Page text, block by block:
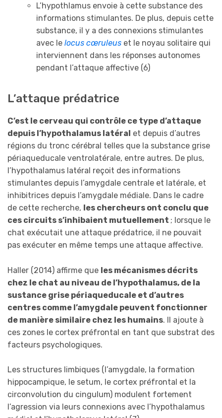
L’hypothlamus envoie à cette substance des
informations stimulantes. De plus, depuis cette
substance, il y a des connexions stimulantes
avec le locus cœruleuset le noyau solitaire qui
interviennent dans les réponses autonomes
pendant l’attaque affective (6)
L’attaque prédatrice
C’est le cerveau qui contrôle ce type d’attaque
depuis l’hypothalamus latéral et depuis d’autres
régions du tronc cérébral telles que la substance grise
périaqueducale ventrolatérale, entre autres. De plus,
l’hypothalamus latéral reçoit des informations
stimulantes depuis l’amygdale centrale et latérale, et
inhibitrices depuis l’amygdale médiale. Dans le cadre
de cette recherche, les chercheurs ont conclu que
ces circuits s’inhibaient mutuellement ; lorsque le
chat exécutait une attaque prédatrice, il ne pouvait
pas exécuter en même temps une attaque affective.
Haller (2014) affirme que les mécanismes décrits
chez le chat au niveau de l’hypothalamus, de la
sustance grise périaqueducale et d’autres
centres comme l’amygdale peuvent fonctionner
de manière similaire chez les humains. Il ajoute à
ces zones le cortex préfrontal en tant que substrat des
facteurs psychologiques.
Les structures limbiques (l’amygdale, la formation
hippocampique, le setum, le cortex préfrontal et la
circonvolution du cingulum) modulent fortement
l’agression via leurs connexions avec l’hypothalamus